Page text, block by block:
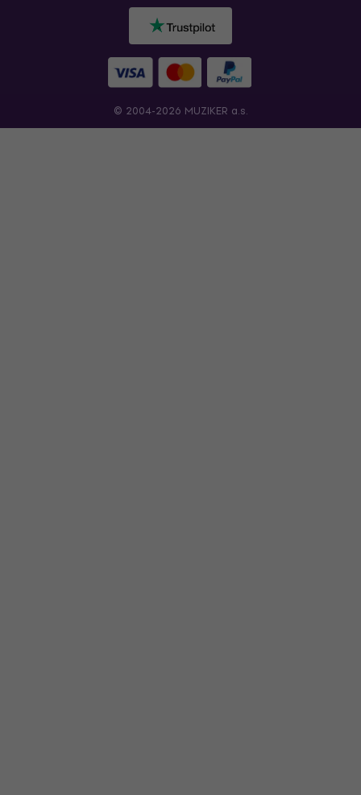
© 2004-2026 MUZIKER a.s.